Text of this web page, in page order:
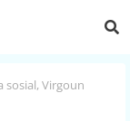
sosial, Virgoun